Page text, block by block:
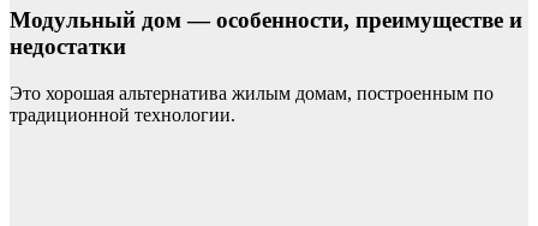
Модульный дом — особенности, преимуществе и
недостатки
Это хорошая альтернатива жилым домам, построенным по
традиционной технологии.